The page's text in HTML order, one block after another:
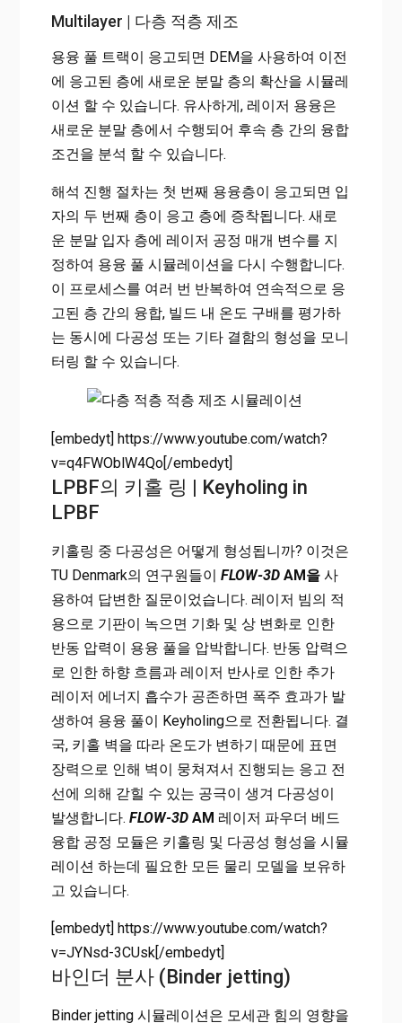
Multilayer | 다층 적층 제조
용융 풀 트랙이 응고되면 DEM을 사용하여 이전
에 응고된 층에 새로운 분말 층의 확산을 시뮬레
이션 할 수 있습니다. 유사하게, 레이저 용융은
새로운 분말 층에서 수행되어 후속 층 간의 융합
조건을 분석 할 수 있습니다.
해석 진행 절차는 첫 번째 용융층이 응고되면 입
자의 두 번째 층이 응고 층에 증착됩니다. 새로
운 분말 입자 층에 레이저 공정 매개 변수를 지
정하여 용융 풀 시뮬레이션을 다시 수행합니다.
이 프로세스를 여러 번 반복하여 연속적으로 응
고된 층 간의 융합, 빌드 내 온도 구배를 평가하
는 동시에 다공성 또는 기타 결함의 형성을 모니
터링 할 수 있습니다.
[embedyt] https://www.youtube.com/watch?
v=q4FWOblW4Qo[/embedyt]
LPBF의 키홀 링 | Keyholing in
LPBF
키홀링 중 다공성은 어떻게 형성됩니까? 이것은
TU Denmark의 연구원들이 FLOW-3DAM을사
용하여 답변한 질문이었습니다. 레이저 빔의 적
용으로 기판이 녹으면 기화 및 상 변화로 인한
반동 압력이 용융 풀을 압박합니다. 반동 압력으
로 인한 하향 흐름과 레이저 반사로 인한 추가
레이저 에너지 흡수가 공존하면 폭주 효과가 발
생하여 용융 풀이 Keyholing으로 전환됩니다. 결
국, 키홀 벽을 따라 온도가 변하기 때문에 표면
장력으로 인해 벽이 뭉쳐져서 진행되는 응고 전
선에 의해 갇힐 수 있는 공극이 생겨 다공성이
발생합니다. FLOW-3DAM 레이저 파우더 베드
융합 공정 모듈은 키홀링 및 다공성 형성을 시뮬
레이션 하는데 필요한 모든 물리 모델을 보유하
고 있습니다.
[embedyt] https://www.youtube.com/watch?
v=JYNsd-3CUsk[/embedyt]
바인더 분사 (Binder jetting)
Binder jetting 시뮬레이션은 모세관 힘의 영향을